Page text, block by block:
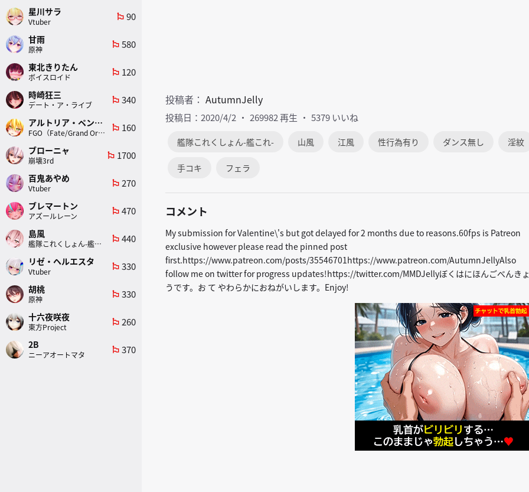
投稿者： AutumnJelly
投稿日：2020/4/2 269982 再生 5379 いいね
艦隊これくしょん-艦これ- 山風 江風 性行為有り ダンス無し 淫紋
手コキ フェラ
コメント
My submission for Valentine\'s but got delayed for 2 months due to reasons.60fps is Patreon
exclusive however please read the pinned post
first.https://www.patreon.com/posts/35546701https://www.patreon.com/AutumnJellyAlso
follow me on twitter for progress updates!https://twitter.com/MMDJellyぼくはにほんごべんきょ
うです。お て やわらかにおねがいします。Enjoy!
星川サラ
Vtuber
emoji_flags 90
甘雨
原神
emoji_flags 580
東北きりたん
ボイスロイド
emoji_flags 120
時崎狂三
デート・ア・ライブ
emoji_flags 340
アルトリア・ペンドラゴン(ランサー)
FGO（Fate/Grand Order）
emoji_flags 160
ブローニャ
崩壊3rd
emoji_flags 1700
百鬼あやめ
Vtuber
emoji_flags 270
ブレマートン
アズールレーン
emoji_flags 470
島風
艦隊これくしょん-艦これ-
emoji_flags 440
リゼ・ヘルエスタ
Vtuber
emoji_flags 330
胡桃
原神
emoji_flags 330
十六夜咲夜
東方Project
emoji_flags 260
2B
ニーアオートマタ
emoji_flags 370